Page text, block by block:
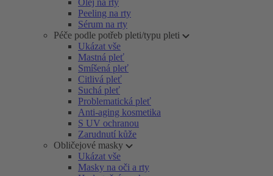
Olej na rty
Peeling na rty
Sérum na rty
Péče podle potřeb pleti/typu pleti
Ukázat vše
Mastná pleť
Smíšená pleť
Citlivá pleť
Suchá pleť
Problematická pleť
Anti-aging kosmetika
S UV ochranou
Zarudnutí kůže
Obličejové masky
Ukázat vše
Masky na oči a rty